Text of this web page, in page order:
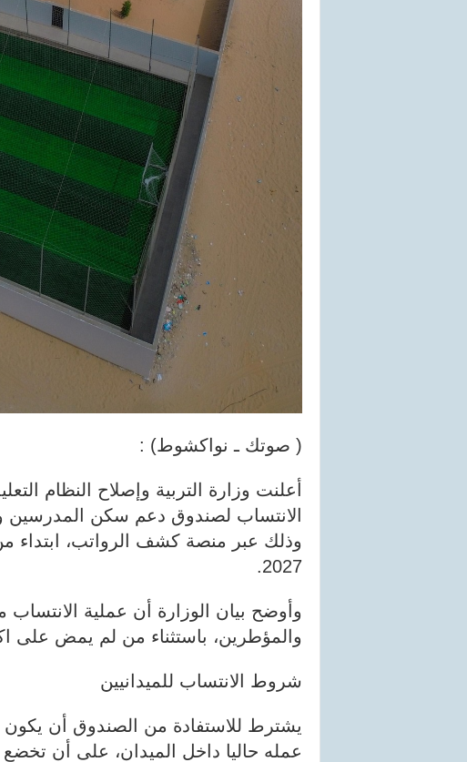
( صوتك ـ نواكشوط) :
أعلنت وزارة التربية وإصلاح النظام
الانتساب لصندوق دعم سكن المدرسين
2027.
وأوضح بيان الوزارة أن عملية
والمؤطرين، باستثناء من لم يمض على اكتتابهم
شروط الانتساب للميدانيين
يشترط للاستفادة من الصندوق أن يكون
عمله حاليا داخل الميدان، على أن